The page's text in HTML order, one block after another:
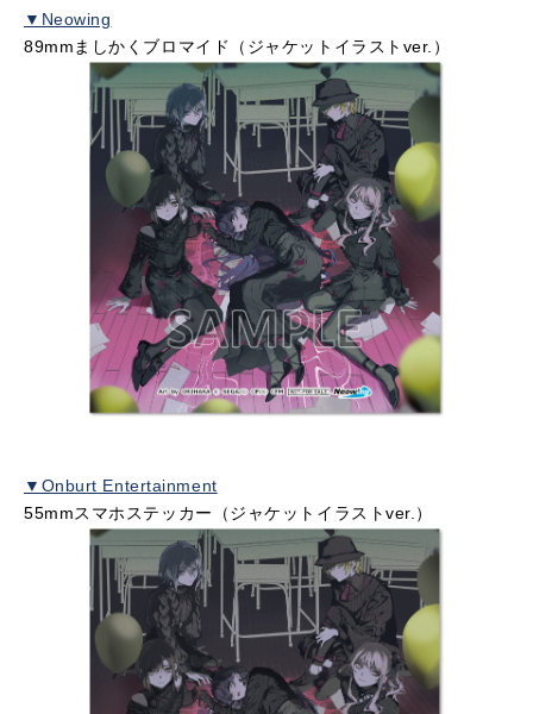
▼Neowing
89mmましかくブロマイド（ジャケットイラストver.）
▼Onburt Entertainment
55mmスマホステッカー（ジャケットイラストver.）